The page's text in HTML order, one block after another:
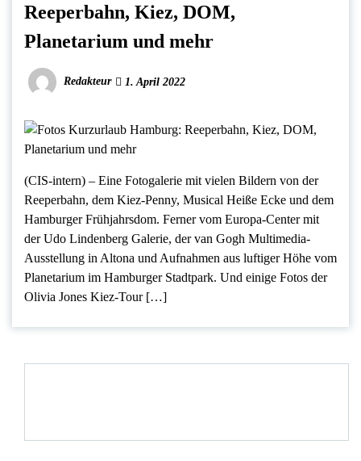
Reeperbahn, Kiez, DOM,
Planetarium und mehr
Redakteur 1. April 2022
(CIS-intern) – Eine Fotogalerie mit vielen Bildern von der
Reeperbahn, dem Kiez-Penny, Musical Heiße Ecke und dem
Hamburger Frühjahrsdom. Ferner vom Europa-Center mit
der Udo Lindenberg Galerie, der van Gogh Multimedia-
Ausstellung in Altona und Aufnahmen aus luftiger Höhe vom
Planetarium im Hamburger Stadtpark. Und einige Fotos der
Olivia Jones Kiez-Tour […]